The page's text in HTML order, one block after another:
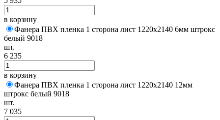
в корзину
Фанера ПВХ пленка 1 сторона лист 1220х2140 6мм штрокс
белый 9018
шт.
6 235
в корзину
Фанера ПВХ пленка 1 сторона лист 1220х2140 12мм
штрокс белый 9018
шт.
7 035